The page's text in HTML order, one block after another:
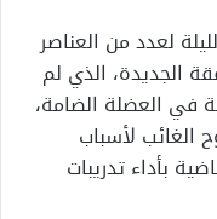
لعدد من العناصر
الجديدة، الذي لم
في العضلة الضامة،
الغائب لأسباب
بأداء تدريبات